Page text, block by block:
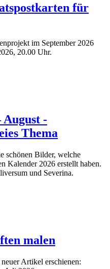
für
im September 2026
20.00 Uhr.
August -
Thema
schönen Bilder, welche
Kalender 2026 erstellt haben.
und Severina.
malen
Artikel erschienen: